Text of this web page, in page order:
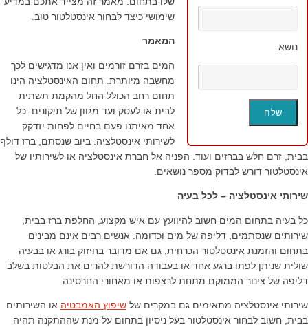
נושא
שימושי כיצד לבחור אינסטלטור טוב.
המאמר
המים בזרם זורמים ואין אנו מדגישים לכך
מחשבה מיותרת. תחום האינסטלציה הינו
תחום רחב הכולל החל מהקמת תשתית
לבית או לעסק ועד מגוון של תיקונים. כל
אחד מאיתנו פעם בחיים לפחות יזדקק
לשירותי אינסטלציה: ביוב שנסתם, ברז דולף
בבית, זרם חלש בברזים ועוד. הפניה אל חברת אינסטלציה או לשירותיו של
אינסטלטור דורש לבדוק מספר נושאים.
שירותי אינסטלציה – לכל בעיה
כל בעיה בתחום המים חשוב להיוועץ עם איש מקצוע, החלפת ברז בבית,
שירותים שנסתמים, דליפה של מים וכדומה. אנשים רבים אינם מבינים
בתחום והזמנת אינסטלטור הכרחית, גם אם מדובר בחיזוק בורג או בבעיה
שולית שניתן לפתו ברגע אחד או בעבודה הדורשת להרים את הבלטות בשלב
דליפה של צינור הממוקם מתחת לרצפות או מאחורי החרסינה.
שירותי אינסטלציה מתאימים גם במקרים של שיפוץ האמבטיה או השירותים
בבית, חשוב לבחור אינסטלטור בעל ניסיון בתחום על מנת שההתקנה תהיה